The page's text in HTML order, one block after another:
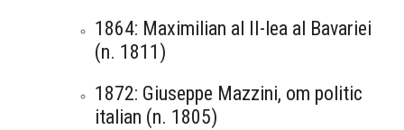
1864: Maximilian al II-lea al Bavariei
(n. 1811)
1872: Giuseppe Mazzini, om politic
italian (n. 1805)